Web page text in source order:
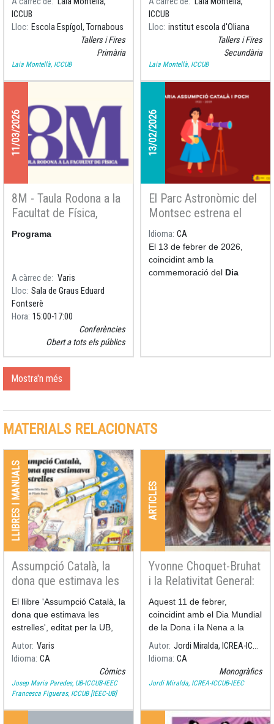
ICCUB
Lloc Escola Espígol, Tornabous
Tallers i Fires
Primària
Laia Montellà, ICCUB
observació solar a
l'Institut Escola d'Oliana
ICCUB
Lloc institut escola d'Oliana
Tallers i Fires
Secundària
Laia Montellà, ICCUB
11/03/2026
8M - Taula Rodona a la
Facultat de Física,
parlem de la carrera
investigadora
Programa
A càrrec de
Varis
Lloc Sala de Graus Eduard
Fontserè
Hora 15:00 17:00
Conferències
Obert a tots els públics
13/02/2026
El Parc Astronòmic del
Montsec estrena el
curt per a planetaris
Assumpció Català i la
passió per l’astronomia
Idioma CA
El 13 de febrer de 2026,
coincidint amb la
commemoració del Dia
Mostra'n més
MATERIALS RELACIONATS
LLIBRES I MANUALS
Assumpció Català, la
dona que estimava les
estrelles
El llibre 'Assumpció Català, la
dona que estimava les
estrelles', editat per la UB,
escrit per Ramon Dilla (UB) i
il·lustrat per Pilarín Bayés,
recull els moments més
significatius de la vida i la
Autor Varis
Idioma CA
Còmics
Josep Maria Paredes, UB-ICCUB-IEEC
Francesca Figueras, ICCUB [IEEC-UB]
ARTICLES
Yvonne Choquet-Bruhat
i la Relativitat General:
La Fructificació de la
Relació entre
Matemàtiques i Física
Aquest 11 de febrer,
coincidint amb el Dia Mundial
de la Dona i la Nena a la
Ciència, ens va deixar una
gran científica i matemàtica:
Yvonne Choquet-Bruhat.
Autor
Jordi Miralda, ICREA-ICCUB-IEEC
Idioma CA
Monogràfics
Jordi Miralda, ICREA-ICCUB-IEEC